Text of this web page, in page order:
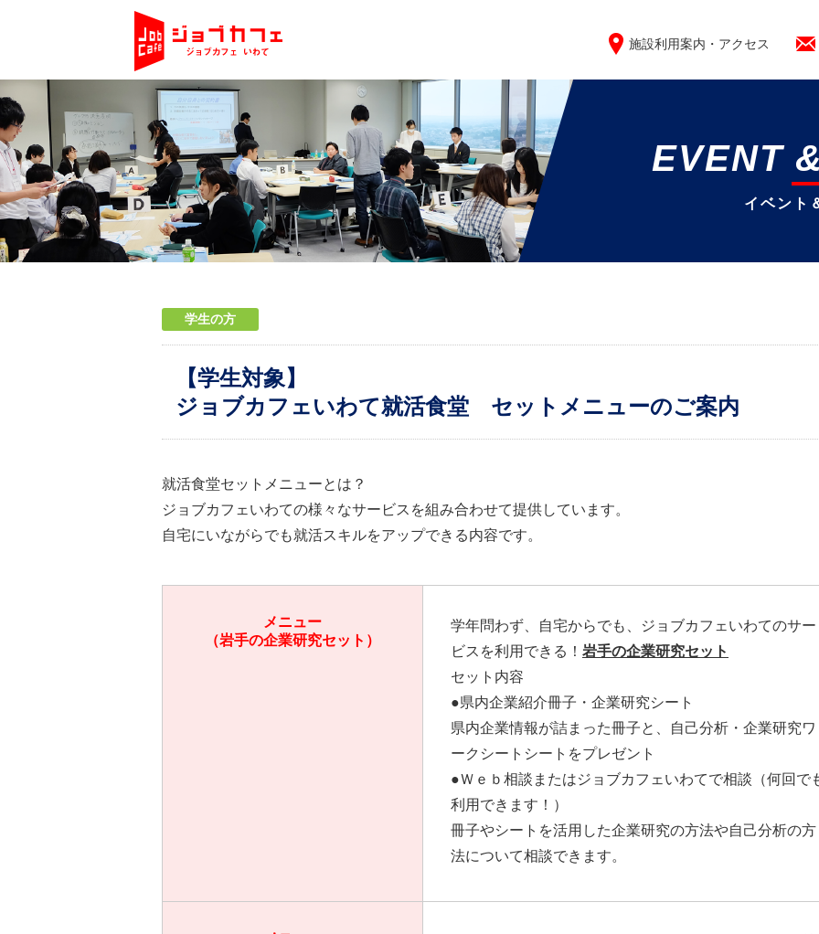
施設利用案内・アクセス
EVENT
イベント
学生の方
【学生対象】
ジョブカフェいわて就活食堂 セットメニューのご案内
就活食堂セットメニューとは？
ジョブカフェいわての様々なサービスを組み合わせて提供しています。
自宅にいながらでも就活スキルをアップできる内容です。
メニュー
（岩手の企業研究セット）
学年問わず、自宅からでも、ジョブカフェいわてのサー
ビスを利用できる！ 岩手の企業研究セット
セット内容
●県内企業紹介冊子・企業研究シート
県内企業情報が詰まった冊子と、自己分析・企業研究ワ
ークシートシートをプレゼント
●Ｗｅｂ相談またはジョブカフェいわてで相談（何回で
利用できます！）
冊子やシートを活用した企業研究の方法や自己分析の方
法について相談できます。